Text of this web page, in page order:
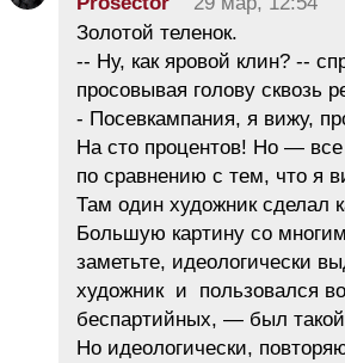
Золотой теленок.
-- Ну, как яровой клин? --
просовывая голову сквозь
- Посевкампания, я вижу,
На сто процентов! Но — все
по сравнению с тем, что я
Там один художник сделал
Большую картину со
заметьте, идеологически
художник и пользовался
беспартийных, — был такой
Но идеологически,